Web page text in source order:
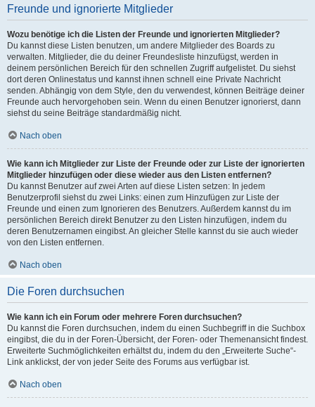
Freunde und ignorierte Mitglieder
Wozu benötige ich die Listen der Freunde und ignorierten Mitglieder?
Du kannst diese Listen benutzen, um andere Mitglieder des Boards zu
verwalten. Mitglieder, die du deiner Freundesliste hinzufügst, werden in
deinem persönlichen Bereich für den schnellen Zugriff aufgelistet. Du siehst
dort deren Onlinestatus und kannst ihnen schnell eine Private Nachricht
senden. Abhängig von dem Style, den du verwendest, können Beiträge deiner
Freunde auch hervorgehoben sein. Wenn du einen Benutzer ignorierst, dann
siehst du seine Beiträge standardmäßig nicht.
Nach oben
Wie kann ich Mitglieder zur Liste der Freunde oder zur Liste der ignorierten
Mitglieder hinzufügen oder diese wieder aus den Listen entfernen?
Du kannst Benutzer auf zwei Arten auf diese Listen setzen: In jedem
Benutzerprofil siehst du zwei Links: einen zum Hinzufügen zur Liste der
Freunde und einen zum Ignorieren des Benutzers. Außerdem kannst du im
persönlichen Bereich direkt Benutzer zu den Listen hinzufügen, indem du
deren Benutzernamen eingibst. An gleicher Stelle kannst du sie auch wieder
von den Listen entfernen.
Nach oben
Die Foren durchsuchen
Wie kann ich ein Forum oder mehrere Foren durchsuchen?
Du kannst die Foren durchsuchen, indem du einen Suchbegriff in die Suchbox
eingibst, die du in der Foren-Übersicht, der Foren- oder Themenansicht findest.
Erweiterte Suchmöglichkeiten erhältst du, indem du den „Erweiterte Suche“-
Link anklickst, der von jeder Seite des Forums aus verfügbar ist.
Nach oben